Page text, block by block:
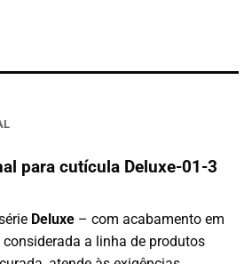
para cutícula Deluxe-01-3
Deluxe – com acabamento em
a linha de produtos